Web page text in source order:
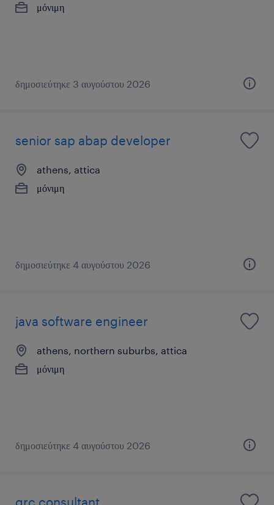
μόνιμη
δημοσιεύτηκε 3 αυγούστου 2026
senior sap abap developer
athens, attica
μόνιμη
δημοσιεύτηκε 4 αυγούστου 2026
java software engineer
athens, northern suburbs, attica
μόνιμη
δημοσιεύτηκε 4 αυγούστου 2026
grc consultant